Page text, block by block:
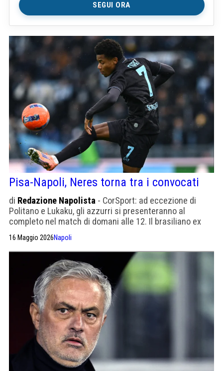
SEGUI ORA
Pisa-Napoli, Neres torna tra i convocati
di Redazione Napolista - CorSport: ad eccezione di
Politano e Lukaku, gli azzurri si presenteranno al
completo nel match di domani alle 12. Il brasiliano ex
16 Maggio 2026Napoli